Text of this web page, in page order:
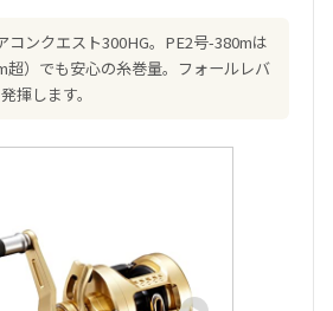
コンクエスト300HG。PE2号-380mは
超）でも安心の糸巻量。フォールレバ
揮します。